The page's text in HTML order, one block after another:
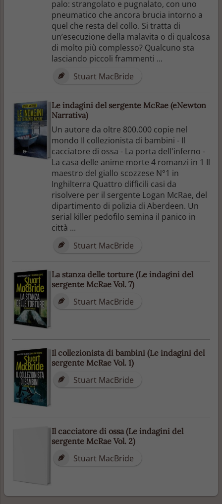
palo: strangolato e pugnalato, con uno
pneumatico che ancora brucia intorno a
quel che resta del collo. Si tratta di
un’esecuzione della malavita o di qualcosa
di molto più complesso? Qualcuno sta
lasciando piccoli frammenti ...
Stuart MacBride
Le indagini del sergente McRae (eNewton
Narrativa)
Un autore da oltre 800.000 copie nel
mondo Il collezionista di bambini - Il
cacciatore di ossa - La porta dell'inferno -
La casa delle anime morte 4 romanzi in 1 Il
maestro del giallo scozzese N°1 in
Inghilterra Quattro difficili casi da
risolvere per il sergente Logan McRae, del
dipartimento di polizia di Aberdeen. Un
serial killer pedofilo semina il panico in
città ...
Stuart MacBride
La stanza delle torture (Le indagini del
sergente McRae Vol. 7)
Stuart MacBride
Il collezionista di bambini (Le indagini del
sergente McRae Vol. 1)
Stuart MacBride
Il cacciatore di ossa (Le indagini del
sergente McRae Vol. 2)
Stuart MacBride